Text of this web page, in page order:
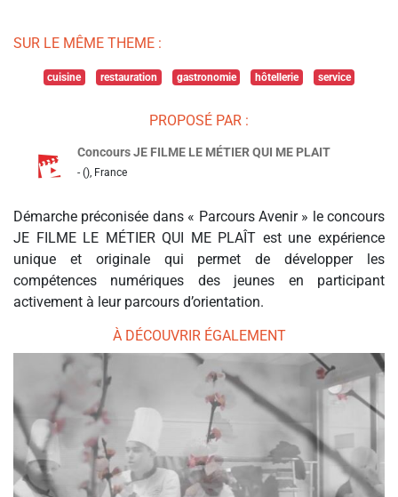
SUR LE MÊME THEME :
cuisine restauration gastronomie hôtellerie service
PROPOSÉ PAR :
Concours JE FILME LE MÉTIER QUI ME PLAIT
- (), France
Démarche préconisée dans « Parcours Avenir » le concours
JE FILME LE MÉTIER QUI ME PLAÎT est une expérience
unique et originale qui permet de développer les
compétences numériques des jeunes en participant
activement à leur parcours d’orientation.
À DÉCOUVRIR ÉGALEMENT